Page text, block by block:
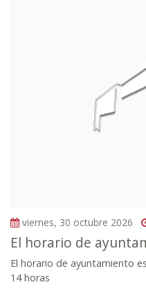
viernes, 30 octubre 2026
El horario de
El horario de ayuntamiento
14 horas